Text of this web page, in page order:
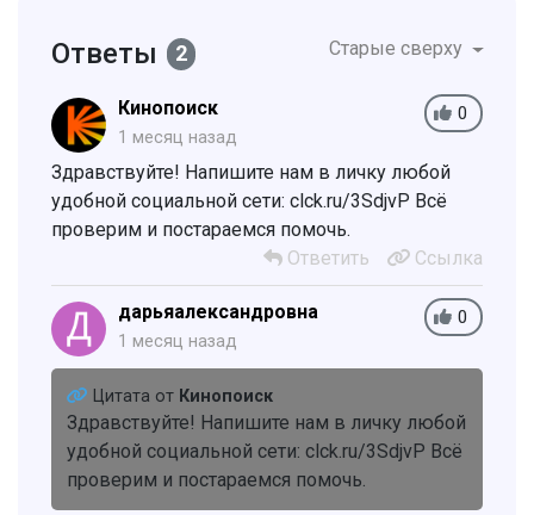
Ответы 2 Старые сверху
0
Кинопоиск
1 месяц назад
Здравствуйте! Напишите нам в личку любой
удобной социальной сети: clck.ru/3SdjvP Всё
проверим и постараемся помочь.
Ответить
Ссылка
0
дарьяалександровна
1 месяц назад
Цитата от Кинопоиск
Здравствуйте! Напишите нам в личку любой
удобной социальной сети: clck.ru/3SdjvP Всё
проверим и постараемся помочь.